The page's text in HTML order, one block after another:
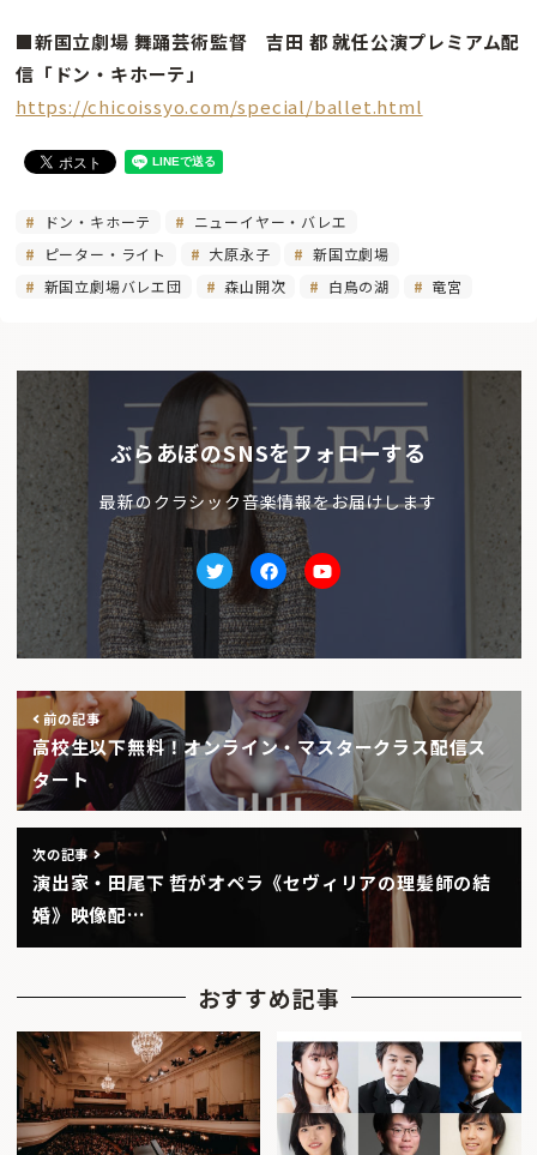
■新国立劇場 舞踊芸術監督 吉田 都 就任公演プレミアム配
信「ドン・キホーテ」
https://chicoissyo.com/special/ballet.html
ドン・キホーテ
ニューイヤー・バレエ
ピーター・ライト
大原永子
新国立劇場
新国立劇場バレエ団
森山開次 白鳥の湖 竜宮
ぶらあぼのSNSをフォローする
最新のクラシック音楽情報をお届けします
TwitterfacebookYoutube
前の記事
高校生以下無料！オンライン・マスタークラス配信ス
タート
次の記事
演出家・田尾下 哲がオペラ《セヴィリアの理髪師の結
婚》映像配…
おすすめ記事